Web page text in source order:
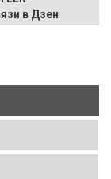
в Дзен
ВКЛАДКА)